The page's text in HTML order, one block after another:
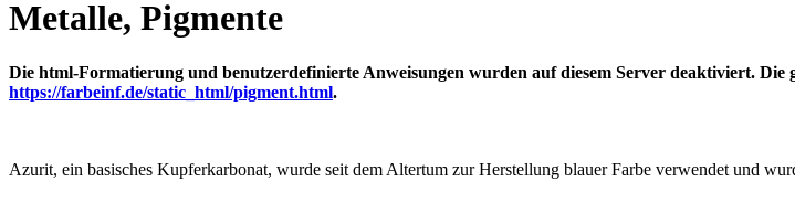
Metalle, Pigmente
Die html-Formatierung und benutzerdefinierte Anweisungen wurden auf diesem Server deaktiviert. Die
https://farbeinf.de/static_html/pigment.html.
Azurit, ein basisches Kupferkarbonat, wurde seit dem Altertum zur Herstellung blauer Farbe verwendet und